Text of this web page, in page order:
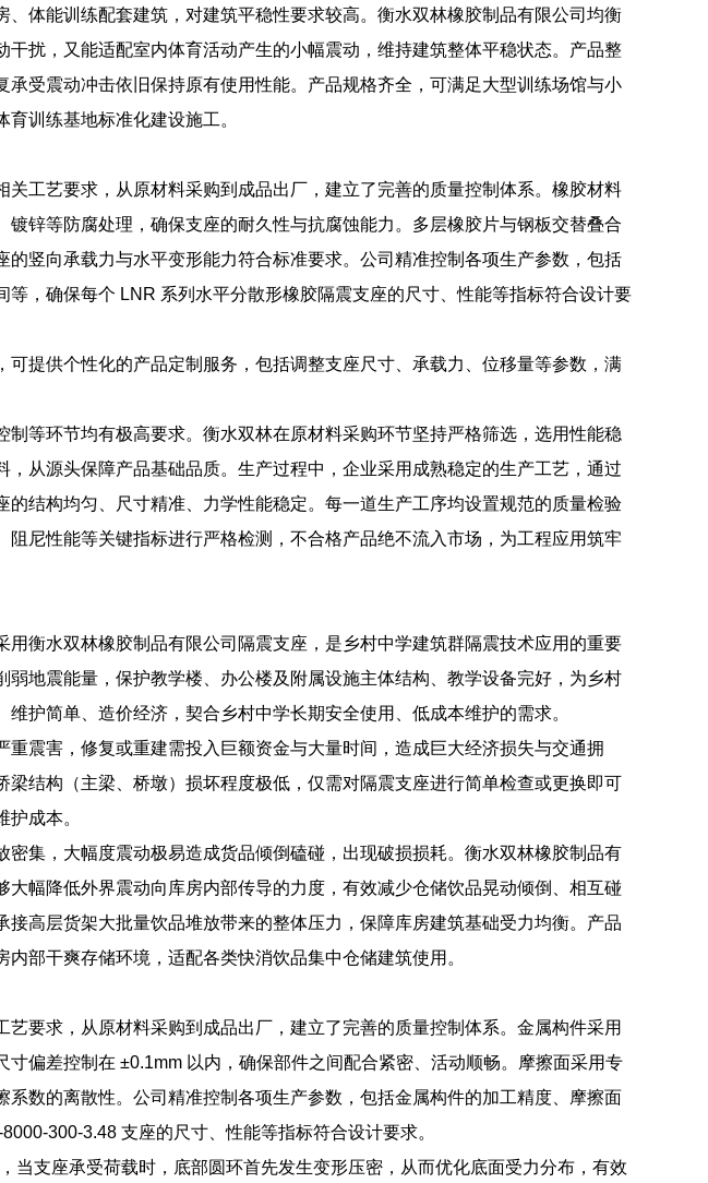
体能训练配套建筑，对建筑平稳性要求较高。衡水双林橡胶制品有限公司均衡
扰，又能适配室内体育活动产生的小幅震动，维持建筑整体平稳状态。产品整
受震动冲击依旧保持原有使用性能。产品规格齐全，可满足大型训练场馆与小
训练基地标准化建设施工。
工艺要求，从原材料采购到成品出厂，建立了完善的质量控制体系。橡胶材料
锌等防腐处理，确保支座的耐久性与抗腐蚀能力。多层橡胶片与钢板交替叠合
竖向承载力与水平变形能力符合标准要求。公司精准控制各项生产参数，包括
，确保每个 LNR 系列水平分散形橡胶隔震支座的尺寸、性能等指标符合设计要
提供个性化的产品定制服务，包括调整支座尺寸、承载力、位移量等参数，满
等环节均有极高要求。衡水双林在原材料采购环节坚持严格筛选，选用性能稳
从源头保障产品基础品质。生产过程中，企业采用成熟稳定的生产工艺，通过
结构均匀、尺寸精准、力学性能稳定。每一道生产工序均设置规范的质量检验
尼性能等关键指标进行严格检测，不合格产品绝不流入市场，为工程应用筑牢
衡水双林橡胶制品有限公司隔震支座，是乡村中学建筑群隔震技术应用的重要
地震能量，保护教学楼、办公楼及附属设施主体结构、教学设备完好，为乡村
护简单、造价经济，契合乡村中学长期安全使用、低成本维护的需求。
震害，修复或重建需投入巨额资金与大量时间，造成巨大经济损失与交通拥
结构（主梁、桥墩）损坏程度极低，仅需对隔震支座进行简单检查或更换即可
成本。
集，大幅度震动极易造成货品倾倒磕碰，出现破损损耗。衡水双林橡胶制品有
幅降低外界震动向库房内部传导的力度，有效减少仓储饮品晃动倾倒、相互碰
高层货架大批量饮品堆放带来的整体压力，保障库房建筑基础受力均衡。产品
部干爽存储环境，适配各类快消饮品集中仓储建筑使用。
要求，从原材料采购到成品出厂，建立了完善的质量控制体系。金属构件采用
偏差控制在 ±0.1mm 以内，确保部件之间配合紧密、活动顺畅。摩擦面采用专
数的离散性。公司精准控制各项生产参数，包括金属构件的加工精度、摩擦面
300-3.48 支座的尺寸、性能等指标符合设计要求。
当支座承受荷载时，底部圆环首先发生变形压密，从而优化底面受力分布，有效